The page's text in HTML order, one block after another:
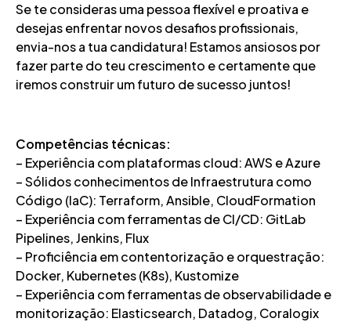
Se te consideras uma pessoa flexível e proativa e
desejas enfrentar novos desafios profissionais,
envia-nos a tua candidatura! Estamos ansiosos por
fazer parte do teu crescimento e certamente que
iremos construir um futuro de sucesso juntos!
Competências técnicas:
– Experiência com plataformas cloud: AWS e Azure
– Sólidos conhecimentos de Infraestrutura como
Código (IaC): Terraform, Ansible, CloudFormation
– Experiência com ferramentas de CI/CD: GitLab
Pipelines, Jenkins, Flux
– Proficiência em contentorização e orquestração:
Docker, Kubernetes (K8s), Kustomize
– Experiência com ferramentas de observabilidade e
monitorização: Elasticsearch, Datadog, Coralogix